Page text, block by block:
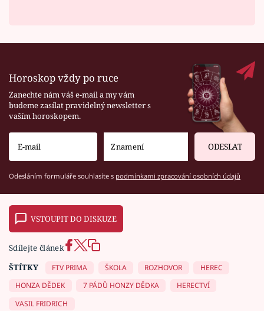
Horoskop vždy po ruce
Zanechte nám váš e-mail a my vám
budeme zasílat pravidelný newsletter s
vaším horoskopem.
ODESLAT
Odesláním formuláře souhlasíte s podmínkami zpracování osobních údajů
VSTOUPIT DO DISKUZE
Sdílejte článek
ŠTÍTKY
FTV PRIMA ŠKOLA ROZHOVOR
HEREC
HONZA DĚDEK
7 PÁDŮ HONZY DĚDKA
HERECTVÍ
VASIL FRIDRICH